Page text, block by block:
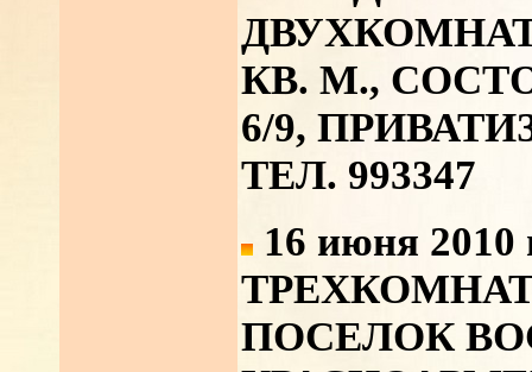
КВ. М.,
6/9,
ТЕЛ. 993347
16 июня 2010
ПОСЕЛОК